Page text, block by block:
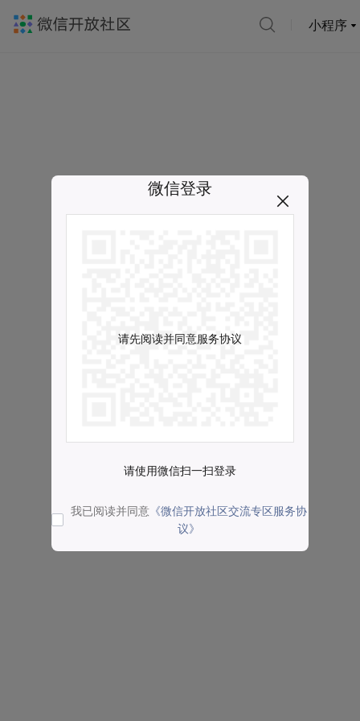
小程序
微信登录
请先阅读并同意服务协议
请使用微信扫一扫登录
我已阅读并同意 《微信开放社区交流专区服务协
议》